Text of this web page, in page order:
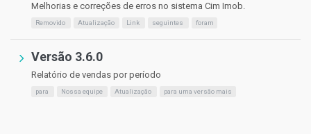
Melhorias e correções de erros no sistema Cim Imob.
Removido Atualização Link seguintes foram
Versão 3.6.0
Relatório de vendas por período
para Nossa equipe Atualização para uma versão mais